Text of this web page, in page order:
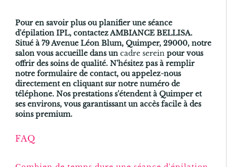
Pour en savoir plus ou planifier une séance
d'épilation IPL, contactez AMBIANCE BELLISA.
Situé à 79 Avenue Léon Blum, Quimper, 29000, notre
salon vous accueille dans un cadre serein pour vous
offrir des soins de qualité. N'hésitez pas à remplir
notre formulaire de contact, ou appelez-nous
directement en cliquant sur notre numéro de
téléphone. Nos prestations s'étendent à Quimper et
ses environs, vous garantissant un accès facile à des
soins premium.
FAQ